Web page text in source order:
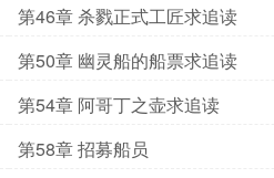
第46章 杀戮正式工匠求追读
第50章 幽灵船的船票求追读
第54章 阿哥丁之壶求追读
第58章 招募船员